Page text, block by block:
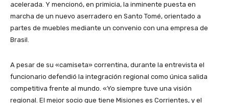
acelerada. Y mencionó, en primicia, la inminente puesta en
marcha de un nuevo aserradero en Santo Tomé, orientado a
partes de muebles mediante un convenio con una empresa de
Brasil.
A pesar de su «camiseta» correntina, durante la entrevista el
funcionario defendió la integración regional como única salida
competitiva frente al mundo. «Yo siempre tuve una visión
regional. El mejor socio que tiene Misiones es Corrientes, y el